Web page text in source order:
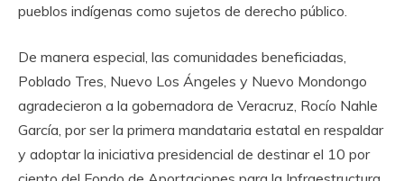
pueblos indígenas como sujetos de derecho público.
De manera especial, las comunidades beneficiadas,
Poblado Tres, Nuevo Los Ángeles y Nuevo Mondongo
agradecieron a la gobernadora de Veracruz, Rocío Nahle
García, por ser la primera mandataria estatal en respaldar
y adoptar la iniciativa presidencial de destinar el 10 por